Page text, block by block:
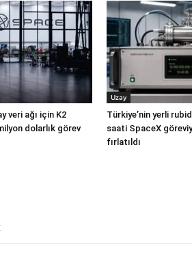
veri ağı için K2
dolarlık görev
Uzay
Türkiye’nin yerli
saati SpaceX
fırlatıldı